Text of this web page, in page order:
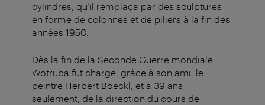
cylindres, qu’il remplaça par des sculptures
en forme de colonnes et de piliers à la fin des
années 1950.
Dès la fin de la Seconde Guerre mondiale,
Wotruba fut chargé, grâce à son ami, le
peintre Herbert Boeckl, et à 39 ans
seulement, de la direction du cours de